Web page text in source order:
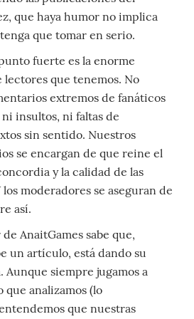
que haya humor no implica
que tomar en serio.
fuerte es la enorme
que tenemos. No
extremos de fanáticos
insultos, ni faltas de
sin sentido. Nuestros
se encargan de que reine el
y la calidad de las
moderadores se aseguran de
así.
AnaitGames sabe que,
un artículo, está dando su
Aunque siempre jugamos a
que analizamos (lo
que nuestras